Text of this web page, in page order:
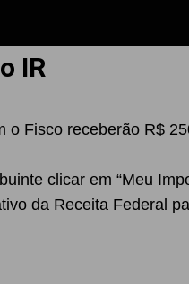
IR
Fisco receberão R$
clicar em “Meu
da Receita Federal